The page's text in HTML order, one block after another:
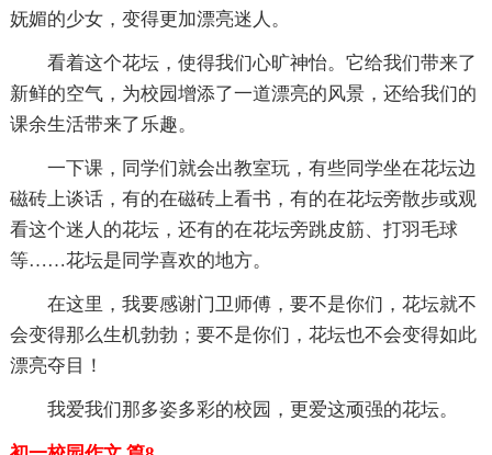
妩媚的少女，变得更加漂亮迷人。
看着这个花坛，使得我们心旷神怡。它给我们带来了
新鲜的空气，为校园增添了一道漂亮的风景，还给我们的
课余生活带来了乐趣。
一下课，同学们就会出教室玩，有些同学坐在花坛边
磁砖上谈话，有的在磁砖上看书，有的在花坛旁散步或观
看这个迷人的花坛，还有的在花坛旁跳皮筋、打羽毛球
等……花坛是同学喜欢的地方。
在这里，我要感谢门卫师傅，要不是你们，花坛就不
会变得那么生机勃勃；要不是你们，花坛也不会变得如此
漂亮夺目！
我爱我们那多姿多彩的校园，更爱这顽强的花坛。